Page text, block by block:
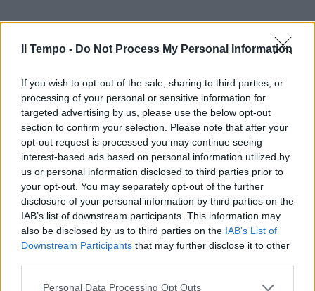
Il Tempo - Do Not Process My Personal Information
If you wish to opt-out of the sale, sharing to third parties, or
processing of your personal or sensitive information for
targeted advertising by us, please use the below opt-out
section to confirm your selection. Please note that after your
opt-out request is processed you may continue seeing
interest-based ads based on personal information utilized by
us or personal information disclosed to third parties prior to
your opt-out. You may separately opt-out of the further
disclosure of your personal information by third parties on the
IAB’s list of downstream participants. This information may
also be disclosed by us to third parties on the IAB’s List of
Downstream Participants that may further disclose it to other
Personal Data Processing Opt Outs
In evidenza